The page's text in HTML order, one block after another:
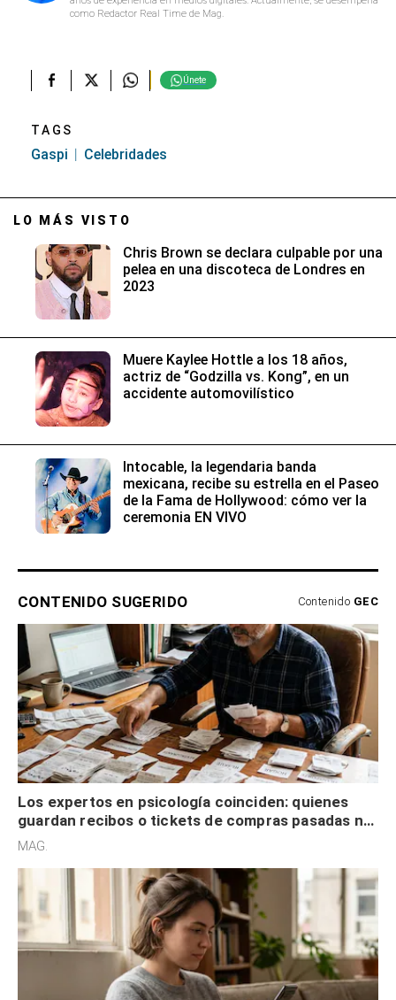
como Redactor Real Time de Mag.
Únete
TAGS
Gaspi Celebridades
LO MÁS VISTO
Chris Brown se declara culpable por una
pelea en una discoteca de Londres en
2023
Muere Kaylee Hottle a los 18 años,
actriz de “Godzilla vs. Kong”, en un
accidente automovilístico
Intocable, la legendaria banda
mexicana, recibe su estrella en el Paseo
de la Fama de Hollywood: cómo ver la
ceremonia EN VIVO
CONTENIDO SUGERIDO Contenido GEC
Los expertos en psicología coinciden: quienes
guardan recibos o tickets de compras pasadas no
son acumuladores, sino que tienen necesidad de
MAG.